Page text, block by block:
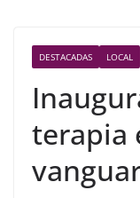
DESTACADAS LOCAL
terapia